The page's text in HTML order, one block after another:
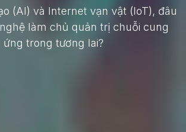
(AI) và Internet vạn vật (IoT), đâu
làm chủ quản trị chuỗi cung
ứng trong tương lai?